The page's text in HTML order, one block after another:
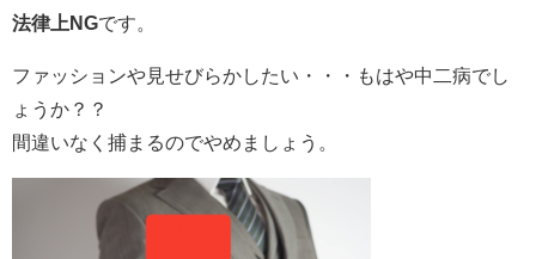
法律上NGです。
ファッションや見せびらかしたい・・・もはや中二病でし
ょうか？？
間違いなく捕まるのでやめましょう。